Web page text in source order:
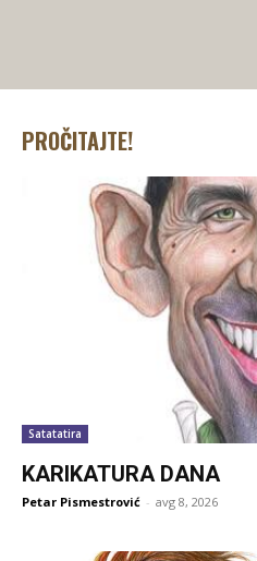
PROČITAJTE!
Satatatira
KARIKATURA DANA
Petar Pismestrović - avg 8, 2026